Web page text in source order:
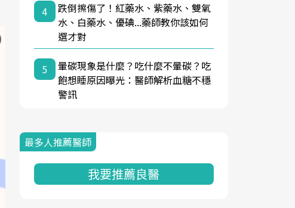
4
跌倒擦傷了！紅藥水、紫藥水、雙氧
水、白藥水、優碘...藥師教你該如何
選才對
5
暈碳現象是什麼？吃什麼不暈碳？吃
飽想睡原因曝光：醫師解析血糖不穩
警訊
最多人推薦醫師
我要推薦良醫